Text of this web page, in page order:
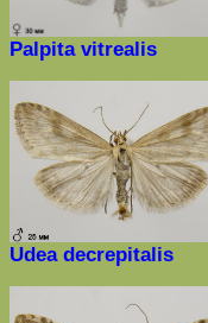
Palpita vitrealis
Udea decrepitalis